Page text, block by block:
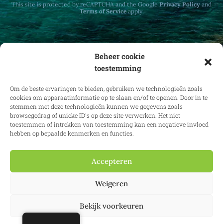
Beheer cookie
toestemming
Om de beste ervaringen te bieden, gebruiken we technologieën zoals
cookies om apparaatinformatie op te slaan en/of te openen. Door in te
stemmen met deze technologieën kunnen we gegevens zoals
browsegedrag of unieke ID's op deze site verwerken. Het niet
toestemmen of intrekken van toestemming kan een negatieve invloed
hebben op bepaalde kenmerken en functies.
Accepteren
Weigeren
Bekijk voorkeuren
This site is protected by reCAPTCHA and the GooglePrivacy Policyand
Terms of Serviceapply.
Ontvang maandelijks updates over
vastgoedrecht in binnen- en buitenland.
Inschrijven
© 2025 Confianz – Alle rechten voorbehouden.
0713.777.468 & 0804.310.043